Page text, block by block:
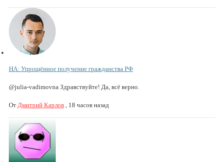
НА: Упрощённое получение гражданства РФ
@julia-vadimovna Здравствуйте! Да, всё верно.
От Дмитрий Карлов , 18 часов назад